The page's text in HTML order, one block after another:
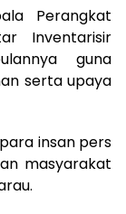
Perangkat
Inventarisir
guna
serta upaya
insan pers
masyarakat